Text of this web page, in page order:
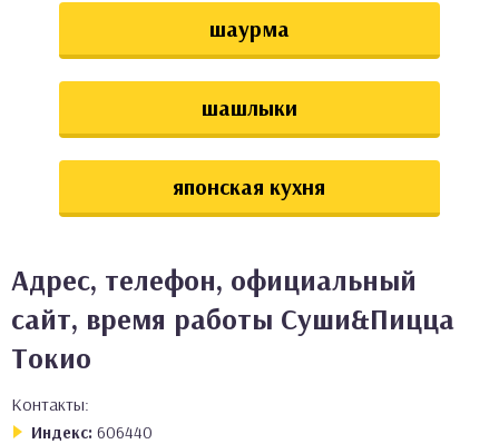
шаурма
шашлыки
японская кухня
Адрес, телефон, официальный
сайт, время работы Суши&Пицца
Токио
Контакты:
Индекс: 606440